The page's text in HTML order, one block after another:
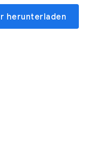
herunterladen